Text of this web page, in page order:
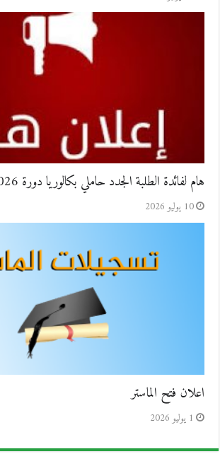
هام لفائدة الطلبة الجدد حاملي بكالوريا دورة 2026
10 يوليو 2026
اعلان فتح الماستر
1 يوليو 2026